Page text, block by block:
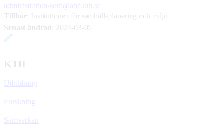
administration-som@abe.kth.se
Tillhör
: Institutionen för samhällsplanering och miljö
Senast ändrad
2024-03-05
KTH
Utbildning
Forskning
Samverkan